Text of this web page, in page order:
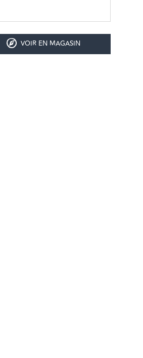
VOIR EN MAGASIN